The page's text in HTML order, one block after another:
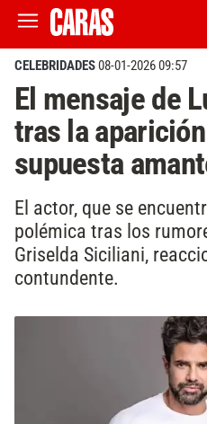
CELEBRIDADES08-01-2026 09:57
El mensaje de
tras la
supuesta
El actor, que se
polémica tras los
Griselda Siciliani,
contundente.